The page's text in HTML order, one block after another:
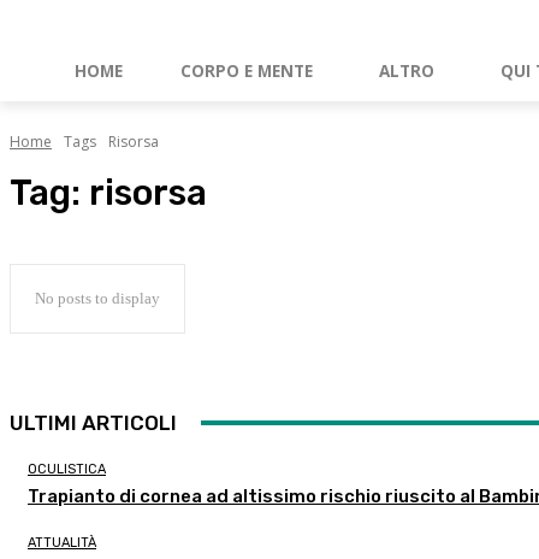
HOME CORPO E MENTE ALTRO QUI
Home Tags Risorsa
Tag: risorsa
No posts to display
ULTIMI ARTICOLI
OCULISTICA
Trapianto di cornea ad altissimo rischio riuscito al
ATTUALITÀ